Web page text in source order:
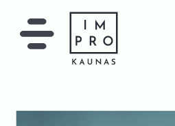
IMPRO Kaunas